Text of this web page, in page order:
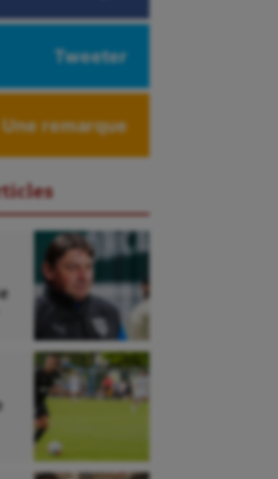
Tweeter
Une remarque